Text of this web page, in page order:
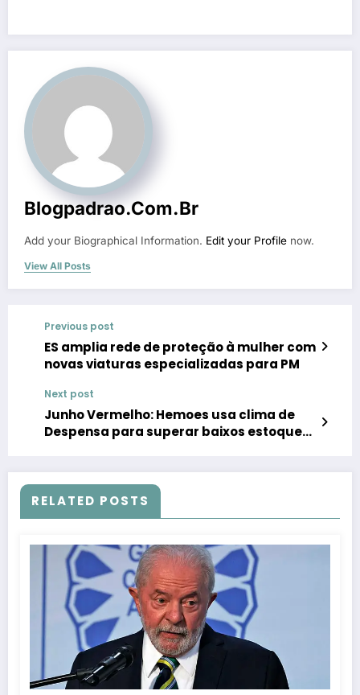
Blogpadrao.com.br
Add your Biographical Information. Edit your Profile now.
View All Posts
Previous post
ES amplia rede de proteção à mulher com
novas viaturas especializadas para PM
Next post
Junho Vermelho: Hemoes usa clima de
Despensa para superar baixos estoques
RELATED POSTS